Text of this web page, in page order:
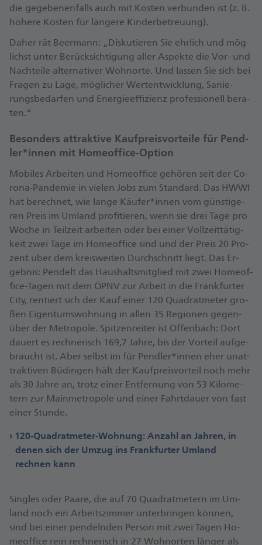
die ge­ge­be­nen­falls auch mit Kos­ten ver­bun­den ist (z. B.
hö­he­re Kos­ten für län­ge­re Kin­der­be­treu­ung).
Da­her rät Beer­mann: „Dis­ku­tie­ren Sie ehr­lich und mög­
lichst un­ter Be­rück­sich­ti­gung al­ler As­pek­te die Vor- und
Nach­tei­le al­ter­na­ti­ver Wohn­or­te. Und las­sen Sie sich bei
Fra­gen zu La­ge, mög­li­cher Wert­ent­wick­lung, Sa­nie­
rungs­be­dar­fen und En­er­gie­ef­fi­zi­enz pro­fes­sio­nell be­ra­
ten.“
Be­son­ders at­trak­ti­ve Kauf­preis­vor­tei­le für Pend­
ler*in­nen mit Ho­me­of­fice-Op­ti­on
Mo­bi­les Ar­bei­ten und Ho­me­of­fice ge­hö­ren seit der Co­
ro­na-Pan­de­mie in vie­len Jobs zum Stan­dard. Das HW­WI
hat be­rech­net, wie lan­ge Käu­fer*in­nen vom güns­ti­ge­
ren Preis im Um­land pro­fi­tie­ren, wenn sie drei Ta­ge pro
Wo­che in Teil­zeit ar­bei­ten oder bei ei­ner Voll­zeit­tä­tig­
keit zwei Ta­ge im Ho­me­of­fice sind und der Preis 20 Pro­
zent über dem kreis­wei­ten Durch­schnitt liegt. Das Er­
geb­nis: Pen­delt das Haus­halts­mit­glied mit zwei Ho­me­of­
fice-Ta­gen mit dem ÖPNV zur Ar­beit in die Frank­fur­ter
Ci­ty, ren­tiert sich der Kauf ei­ner 120 Qua­drat­me­ter gro­
ßen Ei­gen­tums­woh­nung in al­len 35 Re­gio­nen ge­gen­
über der Me­tro­po­le. Spit­zen­rei­ter ist Of­fen­bach: Dort
dau­ert es rech­ne­risch 169,7 Jah­re, bis der Vor­teil auf­ge­
braucht ist. Aber selbst im für Pend­ler*in­nen eher un­at­
trak­ti­ven Bü­din­gen hält der Kauf­preis­vor­teil noch mehr
als 30 Jah­re an, trotz ei­ner Ent­fer­nung von 53 Ki­lo­me­
tern zur Main­me­tro­po­le und ei­ner Fahrt­dau­er von fast
ei­ner Stun­de.
120-Quadratmeter-Wohnung: Anzahl an Jahren, in
denen sich der Umzug ins Frankfurter Umland
rechnen kann
Sin­gles oder Paa­re, die auf 70 Qua­drat­me­tern im Um­
land noch ein Ar­beits­zim­mer un­ter­brin­gen kön­nen,
sind bei ei­ner pen­deln­den Per­son mit zwei Ta­gen Ho­
me­of­fice rein rech­ne­risch in 27 Wohn­or­ten län­ger als